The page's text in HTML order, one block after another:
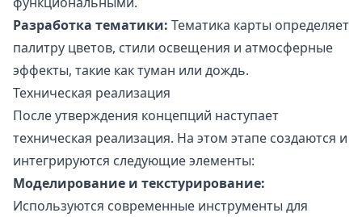
Разработка тематики: Тематика карты определяет
палитру цветов, стили освещения и атмосферные
эффекты, такие как туман или дождь.
Техническая реализация
После утверждения концепций наступает
техническая реализация. На этом этапе создаются и
интегрируются следующие элементы:
Моделирование и текстурирование:
Используются современные инструменты для